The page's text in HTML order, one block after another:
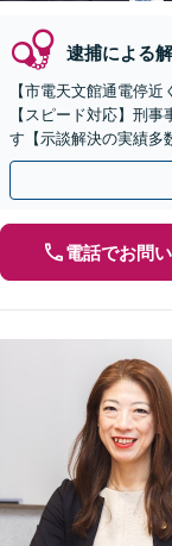
逮捕による
【市電天文館通電停
【スピード対応】刑
す【示談解決の実績多
間・休日のご相談可能
電話でお問